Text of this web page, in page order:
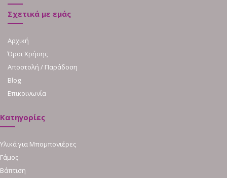
Σχετικά με εμάς
Αρχική
Όροι Χρήσης
Αποστολή / Παράδοση
Blog
Επικοινωνία
Κατηγορίες
Υλικά για Μπομπονιέρες
Γάμος
Βάπτιση